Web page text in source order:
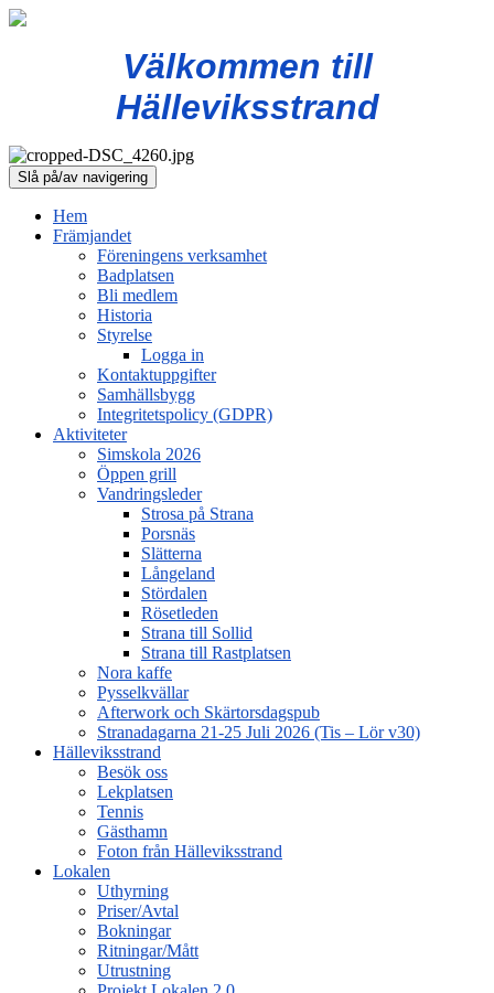
Välkommen till
Hälleviksstrand
Slå på/av navigering
Hem
Främjandet
Föreningens verksamhet
Badplatsen
Bli medlem
Historia
Styrelse
Logga in
Kontaktuppgifter
Samhällsbygg
Integritetspolicy (GDPR)
Aktiviteter
Simskola 2026
Öppen grill
Vandringsleder
Strosa på Strana
Porsnäs
Slätterna
Långeland
Stördalen
Rösetleden
Strana till Sollid
Strana till Rastplatsen
Nora kaffe
Pysselkvällar
Afterwork och Skärtorsdagspub
Stranadagarna 21-25 Juli 2026 (Tis – Lör v30)
Hälleviksstrand
Besök oss
Lekplatsen
Tennis
Gästhamn
Foton från Hälleviksstrand
Lokalen
Uthyrning
Priser/Avtal
Bokningar
Ritningar/Mått
Utrustning